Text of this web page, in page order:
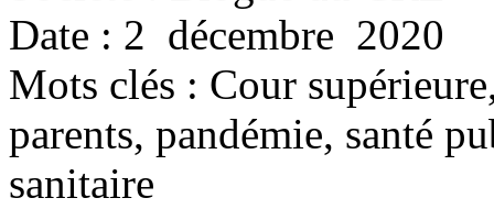
Date : 2 décembre 2020
Mots clés : Cour
parents, pandémie, santé
sanitaire